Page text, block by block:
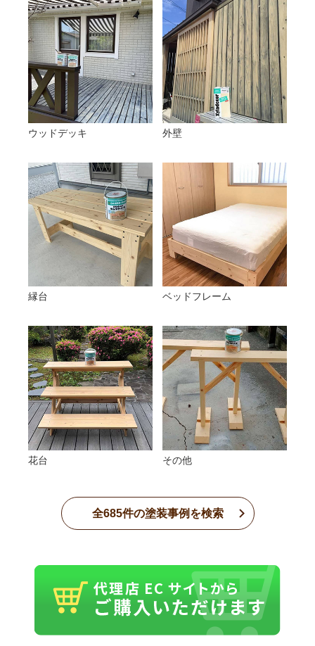
ウッドデッキ 外壁
縁台 ベッドフレーム
花台 その他
全685件の塗装事例を検索